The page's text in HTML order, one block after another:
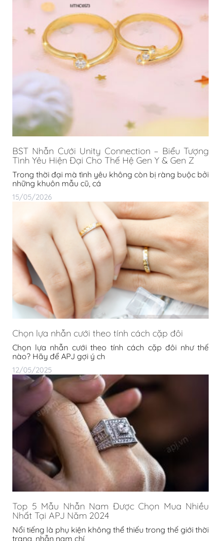
BST Nhẫn Cưới Unity Connection – Biểu Tượng
Tình Yêu Hiện Đại Cho Thế Hệ Gen Y & Gen Z
Trong thời đại mà tình yêu không còn bị ràng buộc bởi
những khuôn mẫu cũ, cá
15/05/2026
Chọn lựa nhẫn cưới theo tính cách cặp đôi
Chọn lựa nhẫn cưới theo tính cách cặp đôi như thế
nào? Hãy để APJ gợi ý ch
12/05/2025
Top 5 Mẫu Nhẫn Nam Được Chọn Mua Nhiều
Nhất Tại APJ Năm 2024
Nổi tiếng là phụ kiện không thể thiếu trong thế giới thời
trang, nhẫn nam chí